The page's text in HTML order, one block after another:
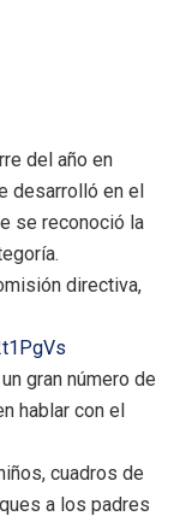
del año en
desarrolló en el
se reconoció la
directiva,
gran número de
hablar con el
cuadros de
a los padres